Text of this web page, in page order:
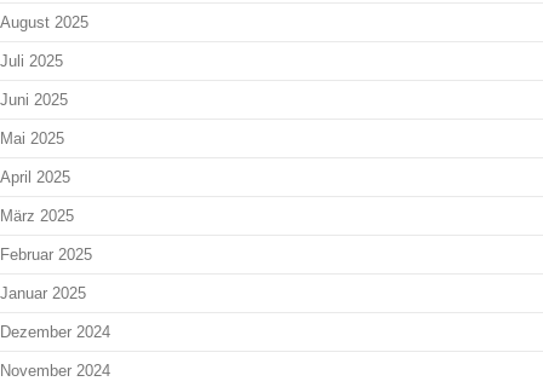
August 2025
Juli 2025
Juni 2025
Mai 2025
April 2025
März 2025
Februar 2025
Januar 2025
Dezember 2024
November 2024